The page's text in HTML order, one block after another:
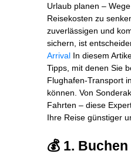
Urlaub planen –
Reisekosten zu
zuverlässigen und
sichern, ist
Arrival In diesem
Tipps, mit denen Sie
Flughafen‑Transport
können. Von
Fahrten – diese
Ihre Reise günstiger
💰 1.